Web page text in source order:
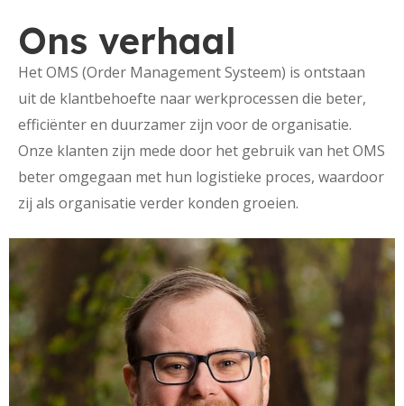
Ons verhaal
Het OMS (Order Management Systeem) is ontstaan
uit de klantbehoefte naar werkprocessen die beter,
efficiënter en duurzamer zijn voor de organisatie.
Onze klanten zijn mede door het gebruik van het OMS
beter omgegaan met hun logistieke proces, waardoor
zij als organisatie verder konden groeien.